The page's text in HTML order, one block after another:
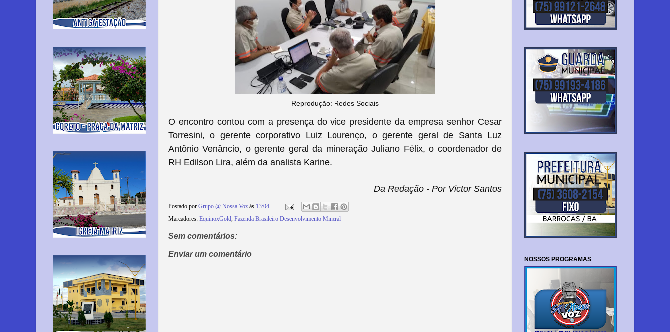
Reprodução: Redes Sociais
O encontro contou com a presença do vice presidente da empresa senhor Cesar
Torresini, o gerente corporativo Luiz Lourenço, o gerente geral de Santa Luz
Antônio Venâncio, o gerente geral da mineração Juliano Félix, o coordenador de
RH Edilson Lira, além da analista Karine.
Da Redação - Por Victor Santos
Postado por Grupo @ Nossa Voz às 13:04
Marcadores: EquinoxGold, Fazenda Brasileiro Desenvolvimento Mineral
Sem comentários:
Enviar um comentário
NOSSOS PROGRAMAS